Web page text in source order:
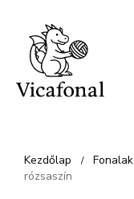
Kilépés
tartalomba
Kezdőlap / Fonalak
rózsaszín